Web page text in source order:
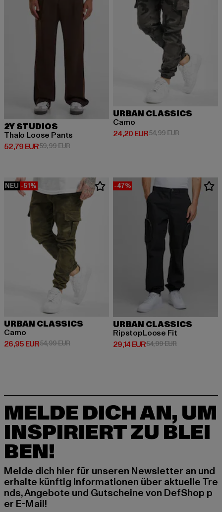
2Y STUDIOS
Thalo Loose Pants
52,79 EUR
Derzeitiger Preis: 52,79 EUR
59,99 EURAktionspreis: 59,99 EUR
URBAN CLASSICS
Camo
24,20 EUR
Derzeitiger Preis: 24,20 EUR
54,99 EURAktionspreis:
NEU -51%
URBAN CLASSICS
Camo
26,95 EUR
Derzeitiger Preis: 26,95 EUR
54,99 EURAktionspreis: 54,99 EUR
-47%
URBAN CLASSICS
RipstopLoose Fit
29,14 EUR
Derzeitiger Preis: 29,14 EUR
54,99 EURAktionspreis:
MELDE DICH AN, UM
INSPIRIERT ZU BLEI
BEN!
Melde dich hier für unseren Newsletter an und
erhalte künftig Informationen über aktuelle Tre
nds, Angebote und Gutscheine von DefShop p
er E-Mail!